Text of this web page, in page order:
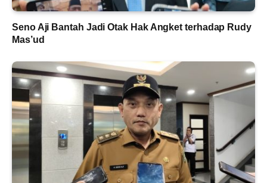
Seno Aji Bantah Jadi Otak Hak Angket terhadap Rudy
Mas’ud